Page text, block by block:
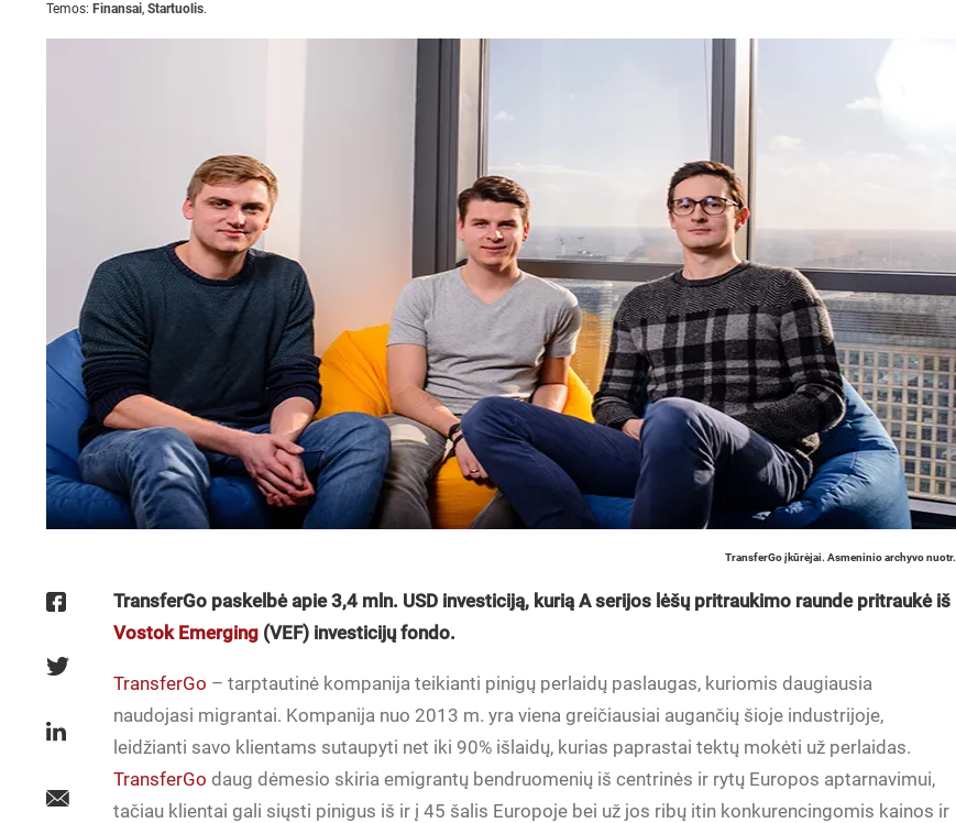
Temos: Finansai, Startuolis.
TransferGo įkūrėjai. Asmeninio archyvo nuotr.
TransferGo paskelbė apie 3,4 mln. USD investiciją, kurią A serijos lėšų pritraukimo raunde pritraukė iš
Vostok Emerging (VEF) investicijų fondo.
TransferGo – tarptautinė kompanija teikianti pinigų perlaidų paslaugas, kuriomis daugiausia
naudojasi migrantai. Kompanija nuo 2013 m. yra viena greičiausiai augančių šioje industrijoje,
leidžianti savo klientams sutaupyti net iki 90% išlaidų, kurias paprastai tektų mokėti už perlaidas.
TransferGo daug dėmesio skiria emigrantų bendruomenių iš centrinės ir rytų Europos aptarnavimui,
tačiau klientai gali siųsti pinigus iš ir į 45 šalis Europoje bei už jos ribų itin konkurencingomis kainos ir